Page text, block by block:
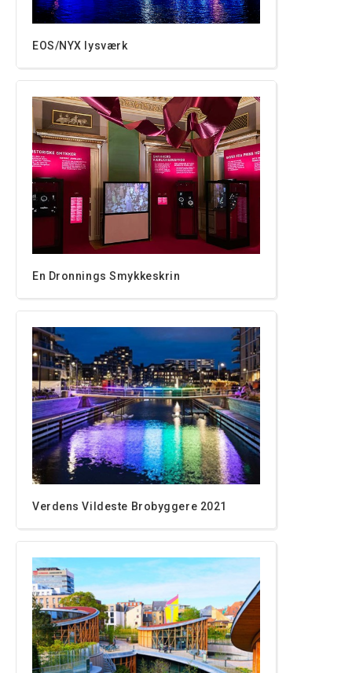
EOS/NYX lysværk
En Dronnings Smykkeskrin
Verdens Vildeste Brobyggere 2021